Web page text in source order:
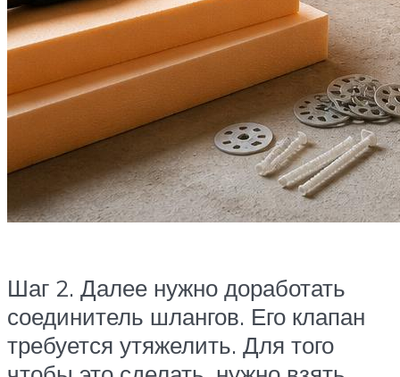
Шаг 2. Далее нужно доработать
соединитель шлангов. Его клапан
требуется утяжелить. Для того